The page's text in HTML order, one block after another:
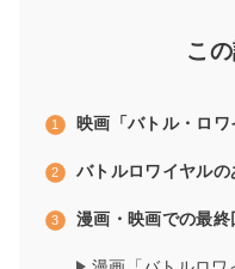
こ
映画「バトル・ロ
バトルロワイヤルの
漫画・映画での最終